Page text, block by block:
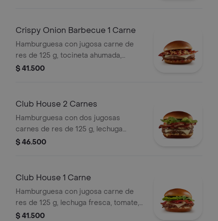
Crispy Onion Barbecue 1 Carne
Hamburguesa con jugosa carne de
res de 125 g, tocineta ahumada,
queso blanco cremoso, cebolla
$ 41.500
Club House 2 Carnes
Hamburguesa con dos jugosas
carnes de res de 125 g, lechuga
fresca, tomate, cebolla grillada,
suave tipo Brioche.
$ 46.500
Club House 1 Carne
Hamburguesa con jugosa carne de
res de 125 g, lechuga fresca, tomate,
cebolla grillada, tocineta ahumada,
$ 41.500